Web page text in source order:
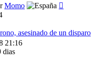
Momo
asesinado de un disparo
21:16
dias